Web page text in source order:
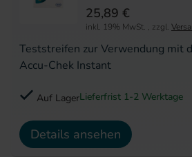
Teststreifen zur Verwendung mit
Accu-Chek Instant
25,89 €
inkl. 19% MwSt. , zzgl.
Auf LagerLieferfrist 1-2 Werktage
Details ansehen